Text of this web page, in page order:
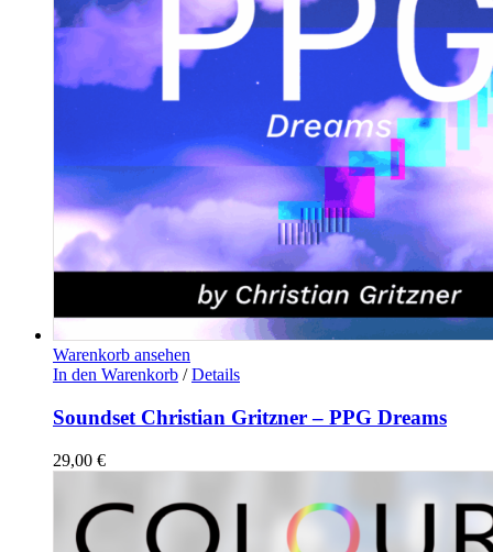
Warenkorb ansehen
In den Warenkorb / Details
Soundset Christian Gritzner – PPG Dreams
29,00 €